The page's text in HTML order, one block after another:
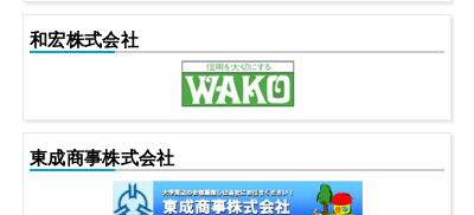
和宏株式会社
東成商事株式会社